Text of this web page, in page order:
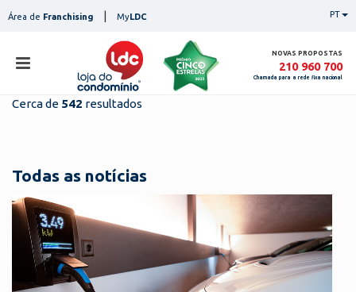
toÁrea de Franchising MyLDC PT
NOVAS PROPOSTAS
210 960 700
Chamada para a rede fixa nacional
notícias
contactos
Cerca de 542 resultados
Todas as notícias